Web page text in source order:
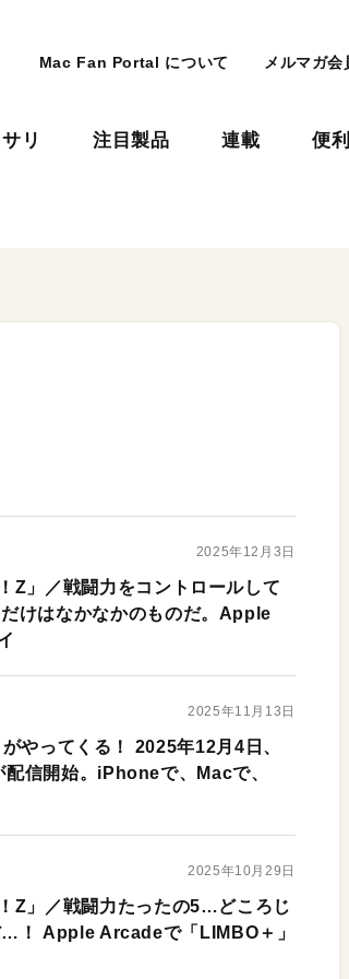
Mac Fan Portal について メルマガ会
リ 注目製品 連載 便
2025年12月3日
Z」／戦闘力をコントロールして
けはなかなかのものだ。Apple
2025年11月13日
やってくる！ 2025年12月4日、
信開始。iPhoneで、Macで、
2025年10月29日
Z」／戦闘力たったの5…どころじ
…！ Apple Arcadeで「LIMBO＋」